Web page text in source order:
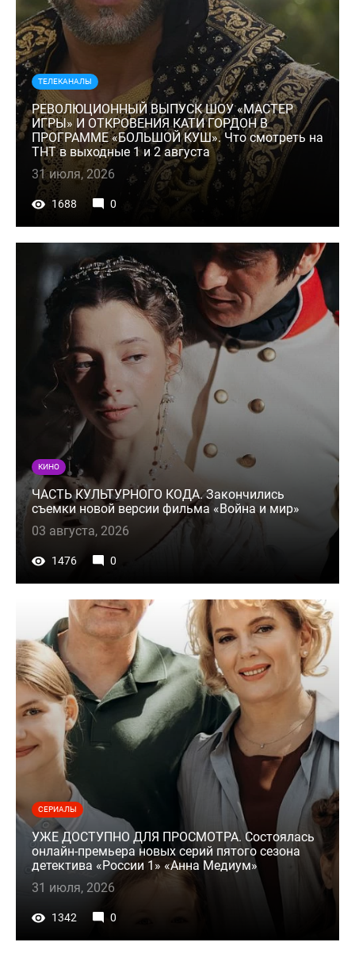
ТЕЛЕКАНАЛЫ
РЕВОЛЮЦИОННЫЙ ВЫПУСК ШОУ «МАСТЕР
ИГРЫ» И ОТКРОВЕНИЯ КАТИ ГОРДОН В
ПРОГРАММЕ «БОЛЬШОЙ КУШ». Что смотреть на
ТНТ в выходные 1 и 2 августа
31 июля, 2026
1688 0
КИНО
ЧАСТЬ КУЛЬТУРНОГО КОДА. Закончились
съемки новой версии фильма «Война и мир»
03 августа, 2026
1476 0
СЕРИАЛЫ
УЖЕ ДОСТУПНО ДЛЯ ПРОСМОТРА. Состоялась
онлайн-премьера новых серий пятого сезона
детектива «России 1» «Анна Медиум»
31 июля, 2026
1342 0